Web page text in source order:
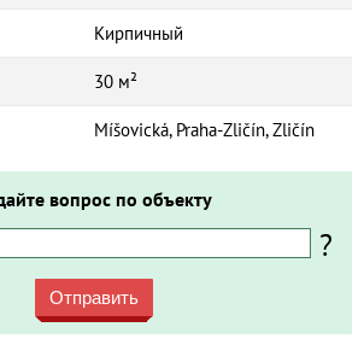
Кирпичный
30 м²
Míšovická, Praha-Zličín, Zličín
вопрос по объекту
?
Отправить